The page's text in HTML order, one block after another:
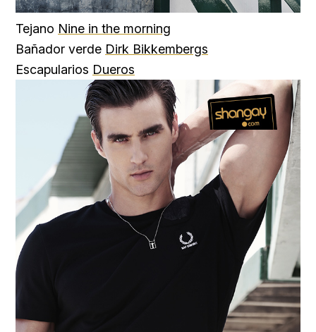
Tejano Nine in the morning
Bañador verde Dirk Bikkembergs
Escapularios Dueros